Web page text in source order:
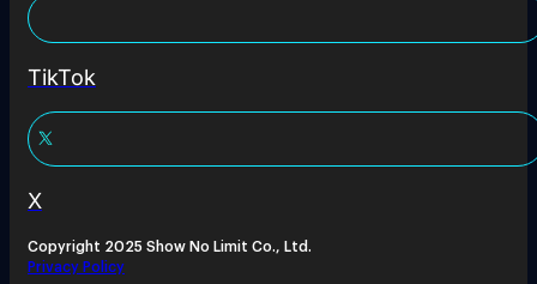
TikTok
X
Copyright 2025 Show No Limit Co., Ltd.
Privacy Policy